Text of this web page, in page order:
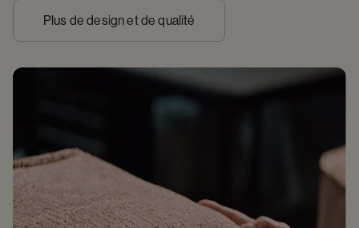
Plus de design et de qualité